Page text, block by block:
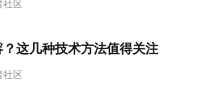
社区
社区
这几种技术方法值得关注